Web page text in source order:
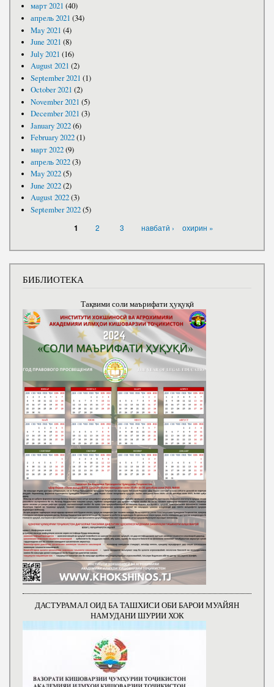
март 2021 (40)
апрель 2021 (34)
May 2021 (4)
June 2021 (8)
July 2021 (16)
August 2021 (2)
September 2021 (1)
October 2021 (2)
November 2021 (5)
December 2021 (3)
January 2022(6)
February 2022(1)
март 2022(9)
апрель 2022(3)
May 2022(5)
June 2022(2)
August 2022(3)
September 2022(5)
1 2 3 навбатӣ › охирин »
БИБЛИОТЕКА
Тақвими соли маърифати ҳуқуқӣ
ДАСТУРАМАЛ ОИД БА ТАШХИСИ ОБИ БАРОИ МУАЙЯН
НАМУДАНИ ШУРИИ ХОК